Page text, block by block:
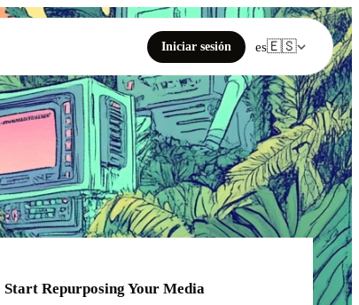
Iniciar sesión es🇪🇸
Start Repurposing Your Media